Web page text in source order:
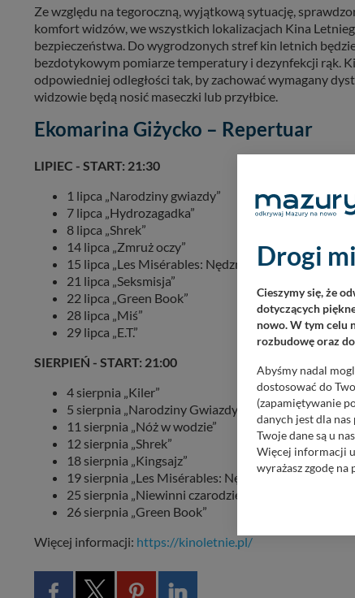
Ze względu na tegoroczną, wyjątkową sytuację,
komfort widzów, we wszystkich lokalizacjach Kina
bezpieczeństwa. Do wygrodzonych stref kin letnich
bezdotykowym pomiarze temperatury i dezynfekcji rąk.
odpowiedniej odległości tak, by zachować wymagany
widzowie będą nosić maseczki lub przyłbice.
Ekomarina Giżycko – Repertuar
LIPIEC - START: 21:30
1 lipca „Narodziny gwiazdy”
7 lipca „Hydrozagadka”
8 lipca „Shrek”
14 lipca „Zmruż oczy”
15 lipca „Les Misérables: Nędznicy”
21 lipca „Seksmisja”
22 lipca „Green Book”
28 lipca „Miś”
29 lipca „E.T.”
SIERPIEŃ - START: 21:00
4 sierpnia „Kiler”
5 sierpnia „Narodziny Gwiazdy”
11 sierpnia „Nóż w wodzie”
12 sierpnia „Shrek”
18 sierpnia „Kingsajz”
19 sierpnia „Les Misérables: Nędznicy”
25 sierpnia „Niewinni czarodzieje”
26 sierpnia „Green Book”
Więcej informacji: https://kinoletnie.pl/
Drogi
Cieszymy się, że
dotyczących
nowo. W tym celu
rozbudowę oraz
Abyśmy nadal
dostosować do
(zapamiętywanie
danych jest dla
Twoje dane są u
Więcej informacji
wyrażasz zgodę
Wyjątkiem jest